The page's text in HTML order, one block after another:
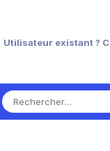
Utilisateur existant ?